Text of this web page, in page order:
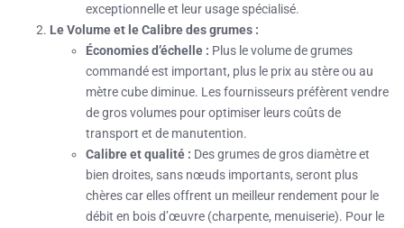
exceptionnelle et leur usage spécialisé.
Le Volume et le Calibre des grumes :
Économies d’échelle : Plus le volume de grumes
commandé est important, plus le prix au stère ou au
mètre cube diminue. Les fournisseurs préfèrent vendre
de gros volumes pour optimiser leurs coûts de
transport et de manutention.
Calibre et qualité : Des grumes de gros diamètre et
bien droites, sans nœuds importants, seront plus
chères car elles offrent un meilleur rendement pour le
débit en bois d’œuvre (charpente, menuiserie). Pour le